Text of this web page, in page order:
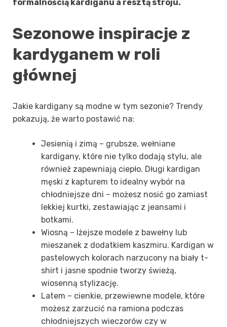
formalnością kardiganu a resztą stroju.
Sezonowe inspiracje z
kardyganem w roli
głównej
Jakie kardigany są modne w tym sezonie? Trendy
pokazują, że warto postawić na:
Jesienią i zimą – grubsze, wełniane
kardigany, które nie tylko dodają stylu, ale
również zapewniają ciepło. Długi kardigan
męski z kapturem to idealny wybór na
chłodniejsze dni – możesz nosić go zamiast
lekkiej kurtki, zestawiając z jeansami i
botkami.
Wiosną – lżejsze modele z bawełny lub
mieszanek z dodatkiem kaszmiru. Kardigan w
pastelowych kolorach narzucony na biały t-
shirt i jasne spodnie tworzy świeżą,
wiosenną stylizację.
Latem – cienkie, przewiewne modele, które
możesz zarzucić na ramiona podczas
chłodniejszych wieczorów czy w